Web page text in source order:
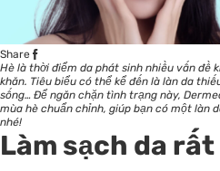
Share
Hè là thời điểm da phát sinh nhiều vấn đề
khăn. Tiêu biểu có thể kể đến là làn da
sống… Để ngăn chặn tình trạng này,
mùa hè chuẩn chỉnh, giúp bạn có một làn
nhé!
Làm sạch da